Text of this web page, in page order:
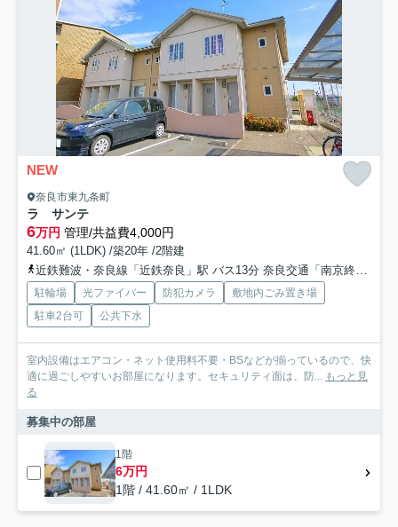
NEW
奈良市東九条町
ラ サンテ
6万円 管理/共益費4,000円
41.60㎡ (1LDK) /築20年 /2階建
近鉄難波・奈良線「近鉄奈良」駅 バス13分 奈良交通「南京終町」 停歩6分
駐輪場 光ファイバー 防犯カメラ
敷地内ごみ置き場
駐車2台可
公共下水
室内設備はエアコン・ネット使用料不要・BSなどが揃っているので、快
適に過ごしやすいお部屋になります。セキュリティ面は、防... もっと見
る
募集中の部屋
1階
6万円
1階 / 41.60㎡ / 1LDK